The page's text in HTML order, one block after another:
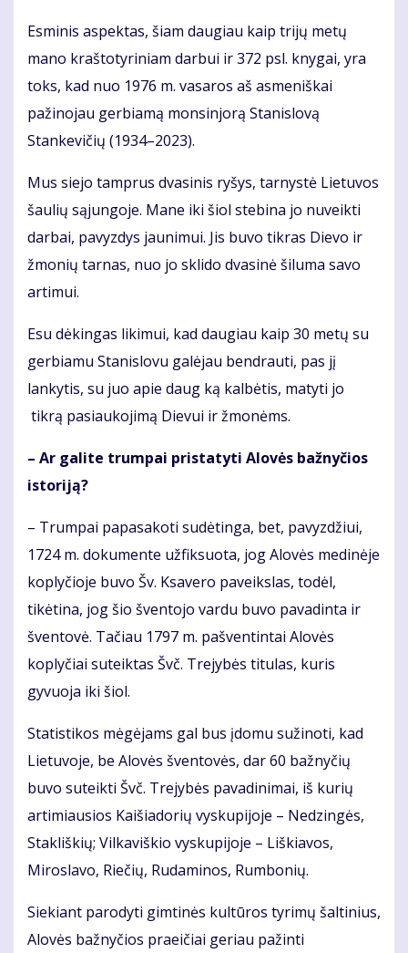
Esminis aspektas, šiam daugiau kaip trijų metų
mano kraštotyriniam darbui ir 372 psl. knygai, yra
toks, kad nuo 1976 m. vasaros aš asmeniškai
pažinojau gerbiamą monsinjorą Stanislovą
Stankevičių (1934–2023).
Mus siejo tamprus dvasinis ryšys, tarnystė Lietuvos
šaulių sąjungoje. Mane iki šiol stebina jo nuveikti
darbai, pavyzdys jaunimui. Jis buvo tikras Dievo ir
žmonių tarnas, nuo jo sklido dvasinė šiluma savo
artimui.
Esu dėkingas likimui, kad daugiau kaip 30 metų su
gerbiamu Stanislovu galėjau bendrauti, pas jį
lankytis, su juo apie daug ką kalbėtis, matyti jo
tikrą pasiaukojimą Dievui ir žmonėms.
– Ar galite trumpai pristatyti Alovės bažnyčios
istoriją?
– Trumpai papasakoti sudėtinga, bet, pavyzdžiui,
1724 m. dokumente užfiksuota, jog Alovės medinėje
koplyčioje buvo Šv. Ksavero paveikslas, todėl,
tikėtina, jog šio šventojo vardu buvo pavadinta ir
šventovė. Tačiau 1797 m. pašventintai Alovės
koplyčiai suteiktas Švč. Trejybės titulas, kuris
gyvuoja iki šiol.
Statistikos mėgėjams gal bus įdomu sužinoti, kad
Lietuvoje, be Alovės šventovės, dar 60 bažnyčių
buvo suteikti Švč. Trejybės pavadinimai, iš kurių
artimiausios Kaišiadorių vyskupijoje – Nedzingės,
Stakliškių; Vilkaviškio vyskupijoje – Liškiavos,
Miroslavo, Riečių, Rudaminos, Rumbonių.
Siekiant parodyti gimtinės kultūros tyrimų šaltinius,
Alovės bažnyčios praeičiai geriau pažinti